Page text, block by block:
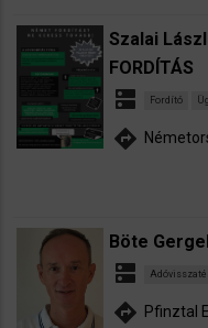
Szalai
FORDÍTÁS
dns Fordító
directions
Böte
dns
directions Pfinztal